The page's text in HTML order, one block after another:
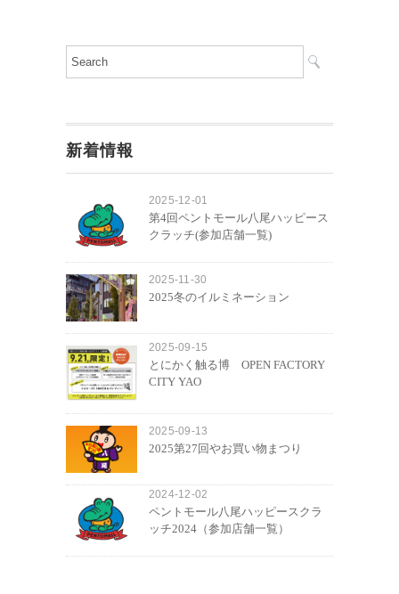
新着情報
2025-12-01
第4回ペントモール八尾ハッピース
クラッチ(参加店舗一覧)
2025-11-30
2025冬のイルミネーション
2025-09-15
とにかく触る博 OPEN FACTORY
CITY YAO
2025-09-13
2025第27回やお買い物まつり
2024-12-02
ペントモール八尾ハッピースクラ
ッチ2024（参加店舗一覧）